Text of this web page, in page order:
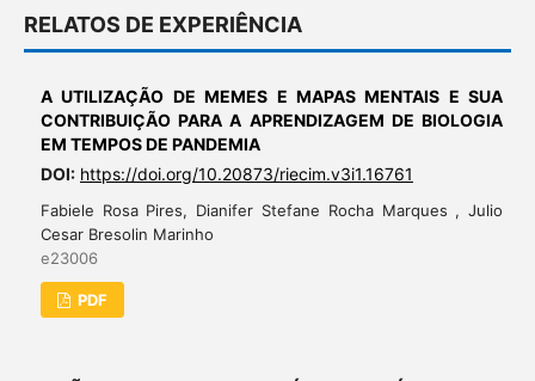
RELATOS DE EXPERIÊNCIA
A UTILIZAÇÃO DE MEMES E MAPAS MENTAIS E SUA
CONTRIBUIÇÃO PARA A APRENDIZAGEM DE BIOLOGIA
EM TEMPOS DE PANDEMIA
DOI: https://doi.org/10.20873/riecim.v3i1.16761
Fabiele Rosa Pires, Dianifer Stefane Rocha Marques , Julio
Cesar Bresolin Marinho
e23006
PDF